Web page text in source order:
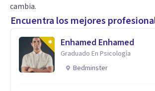
cambia.
Encuentra los mejores
Enhamed Enhamed
Graduado En Psicología
Bedminster